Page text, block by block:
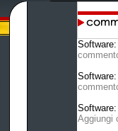
Aggiungi